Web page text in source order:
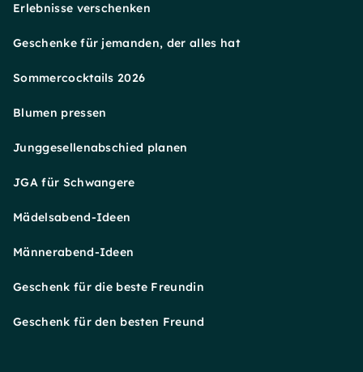
Erlebnisse verschenken
Geschenke für jemanden, der alles hat
Sommercocktails 2026
Blumen pressen
Junggesellenabschied planen
JGA für Schwangere
Mädelsabend-Ideen
Männerabend-Ideen
Geschenk für die beste Freundin
Geschenk für den besten Freund